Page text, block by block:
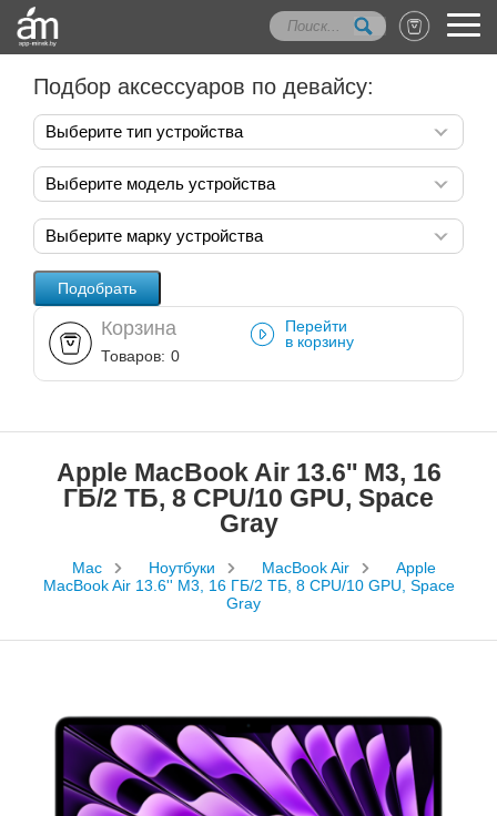
Подбор аксессуаров по девайсу:
Выберите тип устройства
Выберите модель устройства
Выберите марку устройства
Корзина
Товаров: 0
Перейти
в корзину
Apple MacBook Air 13.6'' M3, 16
ГБ/2 ТБ, 8 CPU/10 GPU, Space
Gray
Mac Ноутбуки MacBook Air
Apple
MacBook Air 13.6'' M3, 16 ГБ/2 ТБ, 8 CPU/10 GPU, Space
Gray